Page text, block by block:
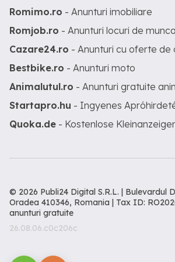
Romimo.ro - Anunturi imobiliare
Romjob.ro - Anunturi locuri de munca
Cazare24.ro - Anunturi cu oferte de
Bestbike.ro - Anunturi moto
Animalutul.ro - Anunturi gratuite
Startapro.hu - Ingyenes
Quoka.de - Kostenlose
© 2026 Publi24 Digital S.R.L. | Bulevardul
Oradea 410346, Romania | Tax ID:
anunturi gratuite
26.08.06.c0c206c